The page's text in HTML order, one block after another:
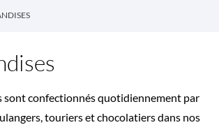
sont confectionnés quotidiennement par
touriers et chocolatiers dans nos